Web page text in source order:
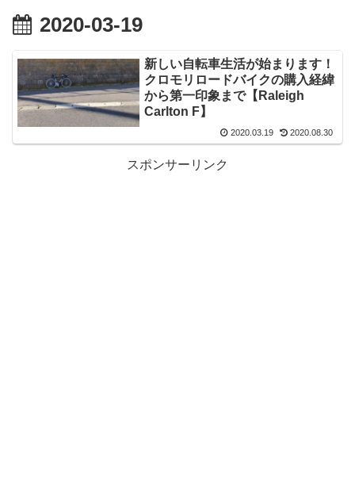
2020-03-19
新しい自転車生活が始まります！
クロモリロードバイクの購入経緯
から第一印象まで【Raleigh
Carlton F】
2020.03.19 2020.08.30
スポンサーリンク